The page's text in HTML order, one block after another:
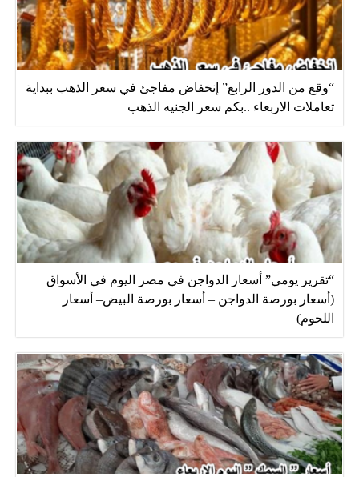
“وقع من الدور الرابع” إنخفاض مفاجئ في سعر الذهب ببداية
تعاملات الاربعاء ..بكم سعر الجنيه الذهب
“تقرير يومي” أسعار الدواجن في مصر اليوم في الأسواق
(أسعار بورصة الدواجن – أسعار بورصة البيض– أسعار
اللحوم)